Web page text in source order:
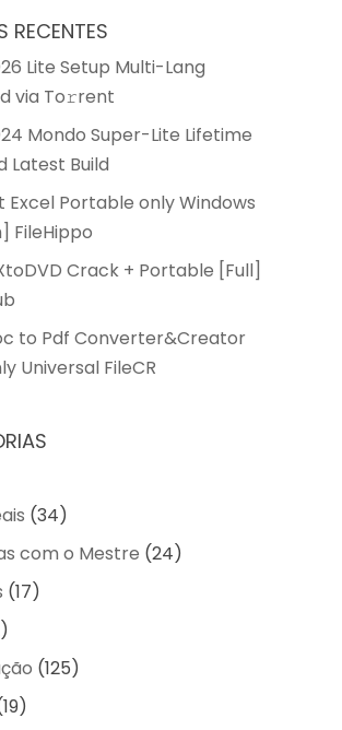
RECENTES
Lite Setup Multi-Lang
via To𝚛rent
Mondo Super-Lite Lifetime
Latest Build
Excel Portable only Windows
FileHippo
Crack + Portable [Full]
to Pdf Converter&Creator
Universal FileCR
(34)
com o Mestre (24)
(17)
(125)